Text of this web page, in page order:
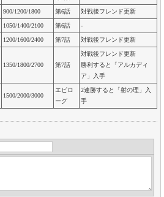
900/1200/1800 第6話 対戦後フレンド更新
1050/1400/2100 第6話 -
1200/1600/2400 第7話 対戦後フレンド更新
1350/1800/2700 第7話
対戦後フレンド更新
勝利すると「アルカディ
ア」入手
1500/2000/3000
エピロ
ーグ
2連勝すると「射の理」入
手